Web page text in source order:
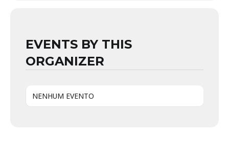
EVENTS BY THIS
ORGANIZER
NENHUM EVENTO